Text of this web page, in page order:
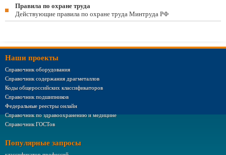
Правила по охране труда
Действующие правила по охране труда Минтруда РФ
Наши проекты
Справочник оборудования
Справочник содержания драгметаллов
Коды общероссийских классификаторов
Справочник подшипников
Федеральные реестры онлайн
Справочник по здравоохранению и медицине
Справочник ГОСТов
Популярные запросы